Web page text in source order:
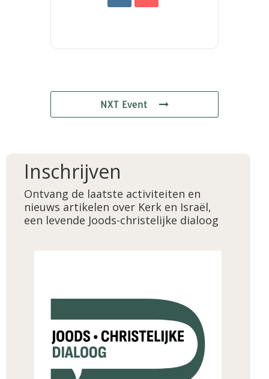
NXT Event
Inschrijven
Ontvang de laatste activiteiten en
nieuws artikelen over Kerk en Israël,
een levende Joods-christelijke dialoog